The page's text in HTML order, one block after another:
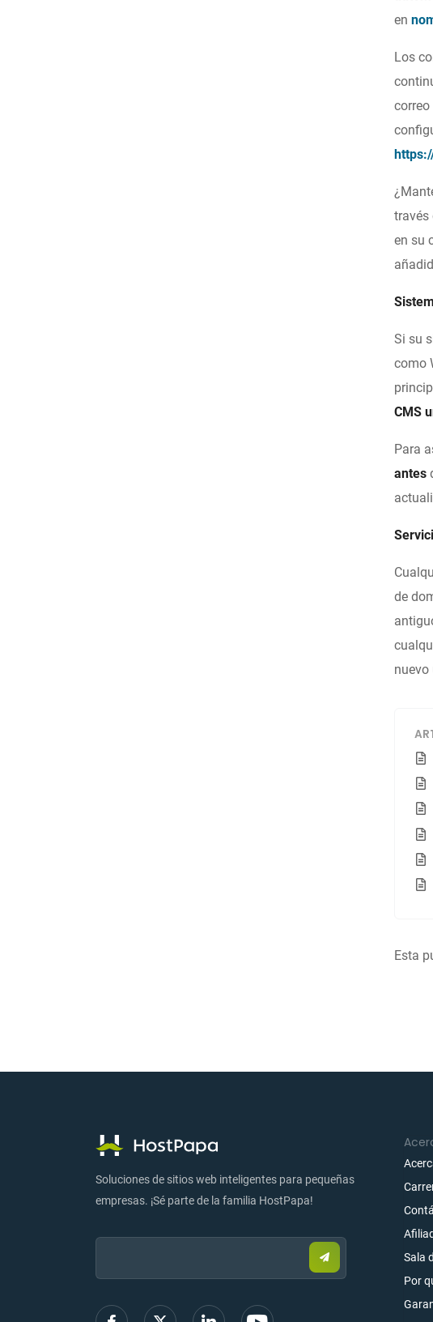
en
Los
través
en su
Si su
como
CMS
Para
antes
de
Esta
Soluciones de sitios web inteligentes para pequeñas
empresas. ¡Sé parte de la familia HostPapa!
Email:
Enviar
correo
para
Sala
Por